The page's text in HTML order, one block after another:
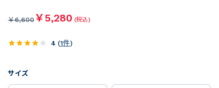
￥6,600￥5,280 (税込)
4 (1件)
サイズ